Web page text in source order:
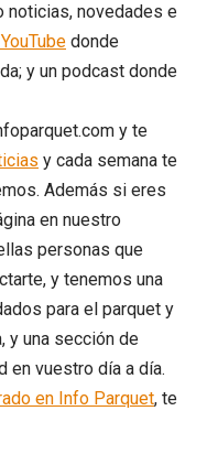
noticias, novedades e
donde
y un podcast donde
y te
y cada semana te
Además si eres
en nuestro
personas que
y tenemos una
para el parquet y
y una sección de
en vuestro día a día.
en Info Parquet, te